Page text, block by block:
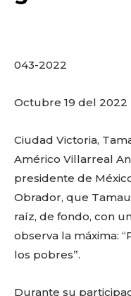
043-2022
Octubre 19 del 2022
Ciudad Victoria,
Américo Villarreal
presidente de
Obrador, que
raíz, de fondo, con
observa la máxima:
los pobres”.
Durante su